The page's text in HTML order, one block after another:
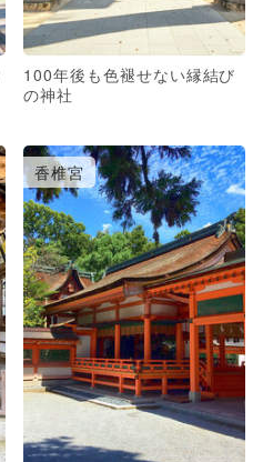
100年後も色褪せない縁結び
の神社
香椎宮